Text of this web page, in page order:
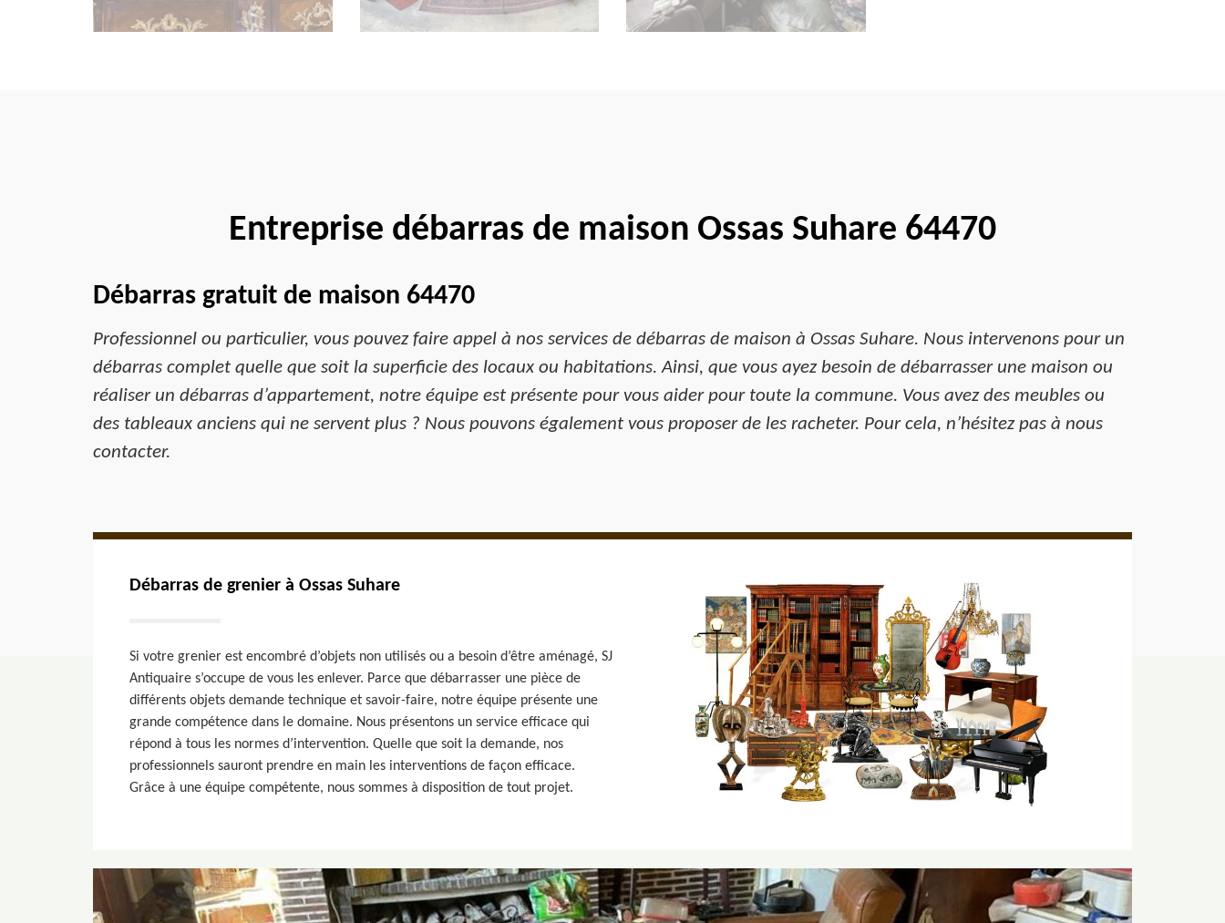
Entreprise débarras de maison Ossas Suhare 64470
Débarras gratuit de maison 64470
Professionnel ou particulier, vous pouvez faire appel à nos services de débarras de maison à Ossas Suhare. Nous intervenons pour un
débarras complet quelle que soit la superficie des locaux ou habitations. Ainsi, que vous ayez besoin de débarrasser une maison ou
réaliser un débarras d’appartement, notre équipe est présente pour vous aider pour toute la commune. Vous avez des meubles ou
des tableaux anciens qui ne servent plus ? Nous pouvons également vous proposer de les racheter. Pour cela, n’hésitez pas à nous
contacter.
Débarras de grenier à Ossas Suhare
Si votre grenier est encombré d’objets non utilisés ou a besoin d’être aménagé, SJ
Antiquaire s’occupe de vous les enlever. Parce que débarrasser une pièce de
différents objets demande technique et savoir-faire, notre équipe présente une
grande compétence dans le domaine. Nous présentons un service efficace qui
répond à tous les normes d’intervention. Quelle que soit la demande, nos
professionnels sauront prendre en main les interventions de façon efficace.
Grâce à une équipe compétente, nous sommes à disposition de tout projet.